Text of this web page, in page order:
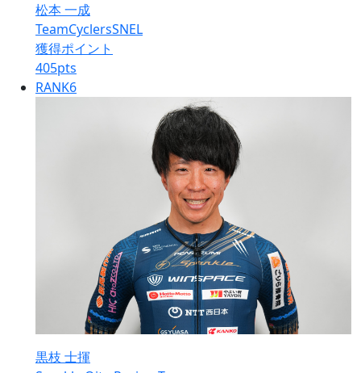
松本 一成
TeamCyclersSNEL
獲得ポイント
405pts
RANK6
黒枝 士揮